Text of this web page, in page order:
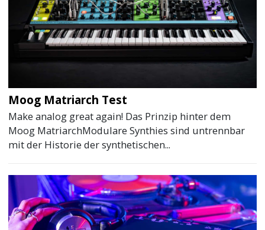
Moog Matriarch Test
Make analog great again! Das Prinzip hinter dem
Moog MatriarchModulare Synthies sind untrennbar
mit der Historie der synthetischen...